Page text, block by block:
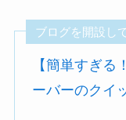
ブログを開設し
【簡単すぎ
ーバーのクイ